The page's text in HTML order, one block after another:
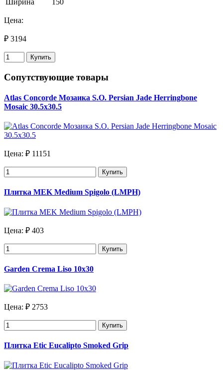
Цена:
₽ 3194
Купить
Сопутствующие товары
Atlas Concorde Мозаика S.O. Persian Jade Herringbone
Mosaic 30.5х30.5
Цена: ₽ 11151
Купить
Плитка MEK Medium Spigolo (LMPH)
Цена: ₽ 403
Купить
Garden Crema Liso 10х30
Цена: ₽ 2753
Купить
Плитка Etic Eucalipto Smoked Grip